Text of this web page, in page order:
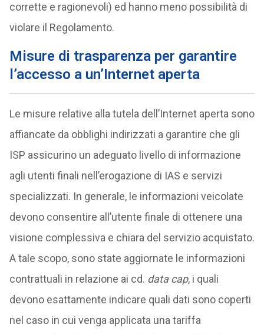
corrette e ragionevoli) ed hanno meno possibilità di
violare il Regolamento.
Misure di trasparenza per garantire
l’accesso a un’Internet aperta
Le misure relative alla tutela dell’Internet aperta sono
affiancate da obblighi indirizzati a garantire che gli
ISP assicurino un adeguato livello di informazione
agli utenti finali nell’erogazione di IAS e servizi
specializzati. In generale, le informazioni veicolate
devono consentire all’utente finale di ottenere una
visione complessiva e chiara del servizio acquistato.
A tale scopo, sono state aggiornate le informazioni
contrattuali in relazione ai cd. data cap, i quali
devono esattamente indicare quali dati sono coperti
nel caso in cui venga applicata una tariffa